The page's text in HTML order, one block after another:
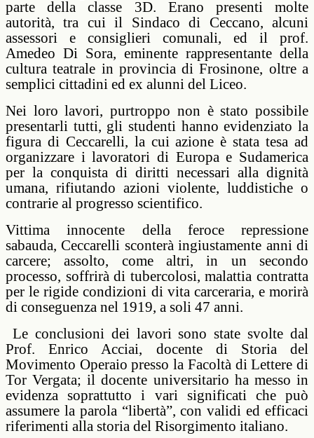
parte della classe 3D. Erano presenti molte
autorità, tra cui il Sindaco di Ceccano, alcuni
assessori e consiglieri comunali, ed il prof.
Amedeo Di Sora, eminente rappresentante della
cultura teatrale in provincia di Frosinone, oltre a
semplici cittadini ed ex alunni del Liceo.
Nei loro lavori, purtroppo non è stato possibile
presentarli tutti, gli studenti hanno evidenziato la
figura di Ceccarelli, la cui azione è stata tesa ad
organizzare i lavoratori di Europa e Sudamerica
per la conquista di diritti necessari alla dignità
umana, rifiutando azioni violente, luddistiche o
contrarie al progresso scientifico.
Vittima innocente della feroce repressione
sabauda, Ceccarelli sconterà ingiustamente anni di
carcere; assolto, come altri, in un secondo
processo, soffrirà di tubercolosi, malattia contratta
per le rigide condizioni di vita carceraria, e morirà
di conseguenza nel 1919, a soli 47 anni.
Le conclusioni dei lavori sono state svolte dal
Prof. Enrico Acciai, docente di Storia del
Movimento Operaio presso la Facoltà di Lettere di
Tor Vergata; il docente universitario ha messo in
evidenza soprattutto i vari significati che può
assumere la parola “libertà”, con validi ed efficaci
riferimenti alla storia del Risorgimento italiano.